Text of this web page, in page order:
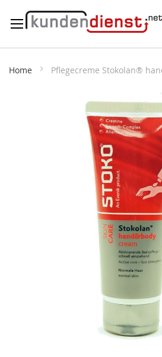
zum
Home Pflegecreme Stokolan®